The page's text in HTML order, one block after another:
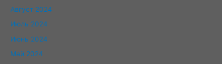
Август 2024
Июль 2024
Июнь 2024
Май 2024